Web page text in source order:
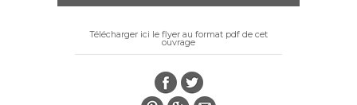
Télécharger ici le flyer au format pdf de cet
ouvrage